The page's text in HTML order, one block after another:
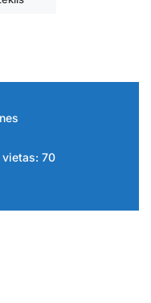
70